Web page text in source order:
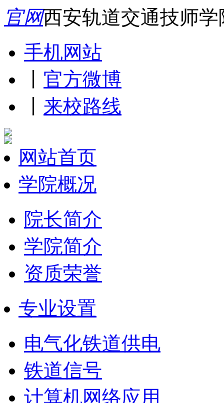
官网西安轨道交通技师
手机网站
官方微博
来校路线
网站首页
学院概况
院长简介
学院简介
资质荣誉
专业设置
电气化铁道供电
铁道信号
计算机网络应用